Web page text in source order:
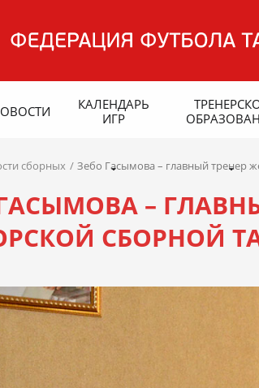
КАЛЕНДАРЬ
ИГР
сборных Зебо Гасымова – главный тренер
–
СБОРНОЙ